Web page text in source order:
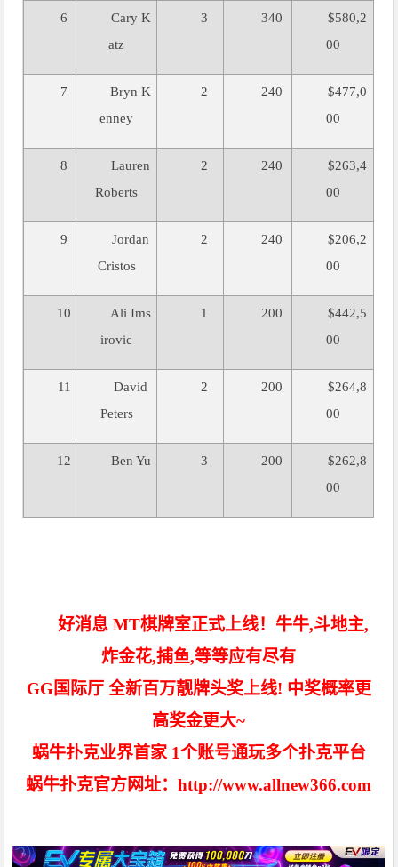
6
Cary K
atz
3 340
$580,2
00
7
Bryn K
enney
2 240
$477,0
00
8
Lauren
Roberts
2 240
$263,4
00
9
Jordan
Cristos
2 240
$206,2
00
10
Ali Ims
irovic
1 200
$442,5
00
11
David
Peters
2 200
$264,8
00
12 Ben Yu 3 200
$262,8
00
好消息 MT棋牌室正式上线！牛牛,斗地主,
炸金花,捕鱼,等等应有尽有
GG国际厅 全新百万靓牌头奖上线! 中奖概率更
高奖金更大~
蜗牛扑克业界首家 1个账号通玩多个扑克平台
蜗牛扑克官方网址：http://www.allnew366.com